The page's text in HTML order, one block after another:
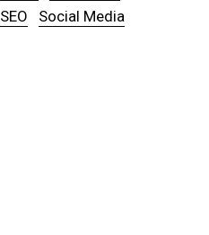
SEO
Social Media